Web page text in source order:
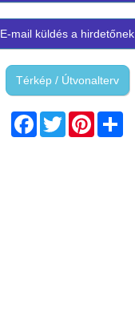
E-mail küldés a hirdetőnek
Térkép / Útvonalterv
Facebook
TwitterPinterest